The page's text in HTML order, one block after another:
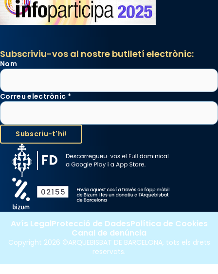
Subscriviu-vos al nostre butlletí electrònic:
Nom
Correu electrònic *
Copyright 2026 ©ARQUEBISBAT DE BARCELONA, tots els drets
reservats.
Avís LegalProtecció de DadesPolítica de Cookies
Canal de denúncia